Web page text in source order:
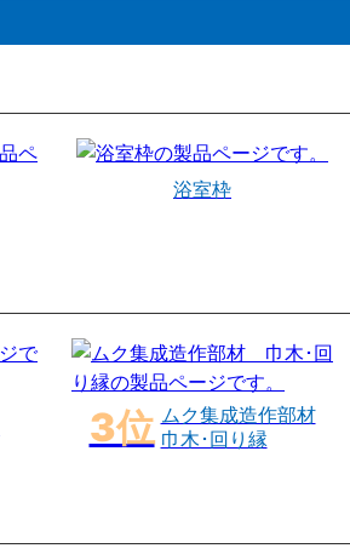
浴室枠
ムク集成造作部材
巾木･回り縁